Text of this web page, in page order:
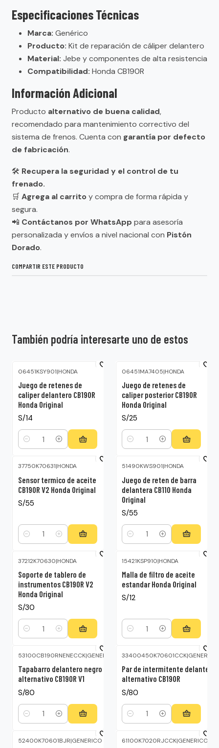
Especificaciones Técnicas
Marca: Genérico
Producto: Kit de reparación de cáliper delantero
Material: Jebe y componentes de alta resistencia
Compatibilidad: Honda CB190R
Información Adicional
Producto alternativo de buena calidad,
recomendado para mantenimiento correctivo del
sistema de frenos. Cuenta con garantía por defecto
de fabricación.
🛠️ Recupera la seguridad y el control de tu
frenado.
🛒 Agrega al carrito y compra de forma rápida y
segura.
📲 Contáctanos por WhatsApp para asesoría
personalizada y envíos a nivel nacional con Pistón
Dorado.
COMPARTIR ESTE PRODUCTO
También podría interesarte uno de estos
06451KSY901|HONDA
Juego de retenes de
caliper delantero CB190R
Honda Original
S/14
Cantidad
06451MA7405|HONDA
Juego de retenes de
caliper posterior CB190R
Honda Original
S/25
Cantidad
37750K70631|HONDA
Sensor termico de aceite
CB190R V2 Honda Original
S/55
Cantidad
51490KWS901|HONDA
Juego de reten de barra
delantera CB110 Honda
Original
S/55
Cantidad
37212K70630|HONDA
Soporte de tablero de
instrumentos CB190R V2
Honda Original
S/30
Cantidad
15421KSP910|HONDA
Malla de filtro de aceite
estandar Honda Original
S/12
Cantidad
53100CB190RNENECCK|GENERICO
Tapabarro delantero negro
alternativo CB190R V1
S/80
Cantidad
33400450K70601CCK|GENERICO
Par de intermitente delantero
alternativo CB190R
S/80
Cantidad
52400K70601BJR|GENERICO 61100K7020RJCCK|GENERICO